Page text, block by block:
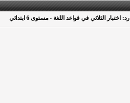
رد: اختبار الثلاثي في قواعد اللغة - مستوى 6 ابتدائي